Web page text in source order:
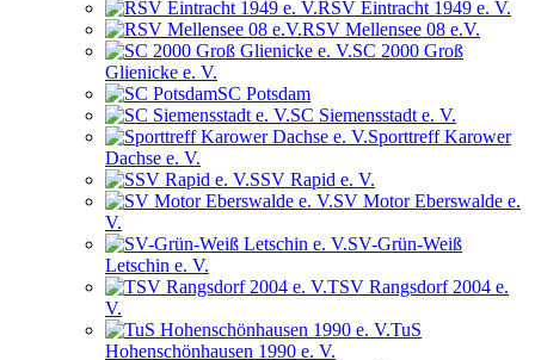
RSV Eintracht 1949 e. V.
RSV Mellensee 08 e.V.
SC 2000 Groß
Glienicke e. V.
SC Potsdam
SC Siemensstadt e. V.
Sporttreff Karower
Dachse e. V.
SSV Rapid e. V.
SV Motor Eberswalde e.
V.
SV-Grün-Weiß
Letschin e. V.
TSV Rangsdorf 2004 e.
V.
TuS
Hohenschönhausen 1990 e. V.